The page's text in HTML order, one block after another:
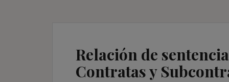
Relación de
Contratas y